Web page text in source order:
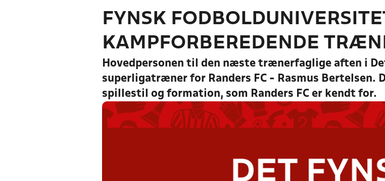
FYNSK
KAMPFORBEREDENDE
Hovedpersonen til den næste trænerfaglige aften i
superligatræner for Randers FC - Rasmus Bertelsen.
spillestil og formation, som Randers FC er kendt for.